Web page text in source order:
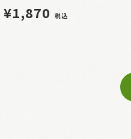
¥1,870 税込